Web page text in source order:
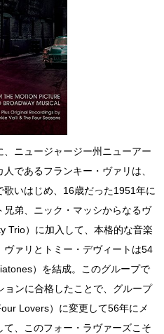
ニュージャージー州ニューアー
であるフランキー・ヴァリは、
いはじめ、16歳だった1951年に
弟、ニック・マッシからなるヴ
Trio）に加入して、本格的な音楽
ァリとトミー・デヴィートは54
）を結成。このグループで
ンに合格したことで、グループ
Lovers）に変更して56年にメ
、このフォー・ラヴァーズこそ